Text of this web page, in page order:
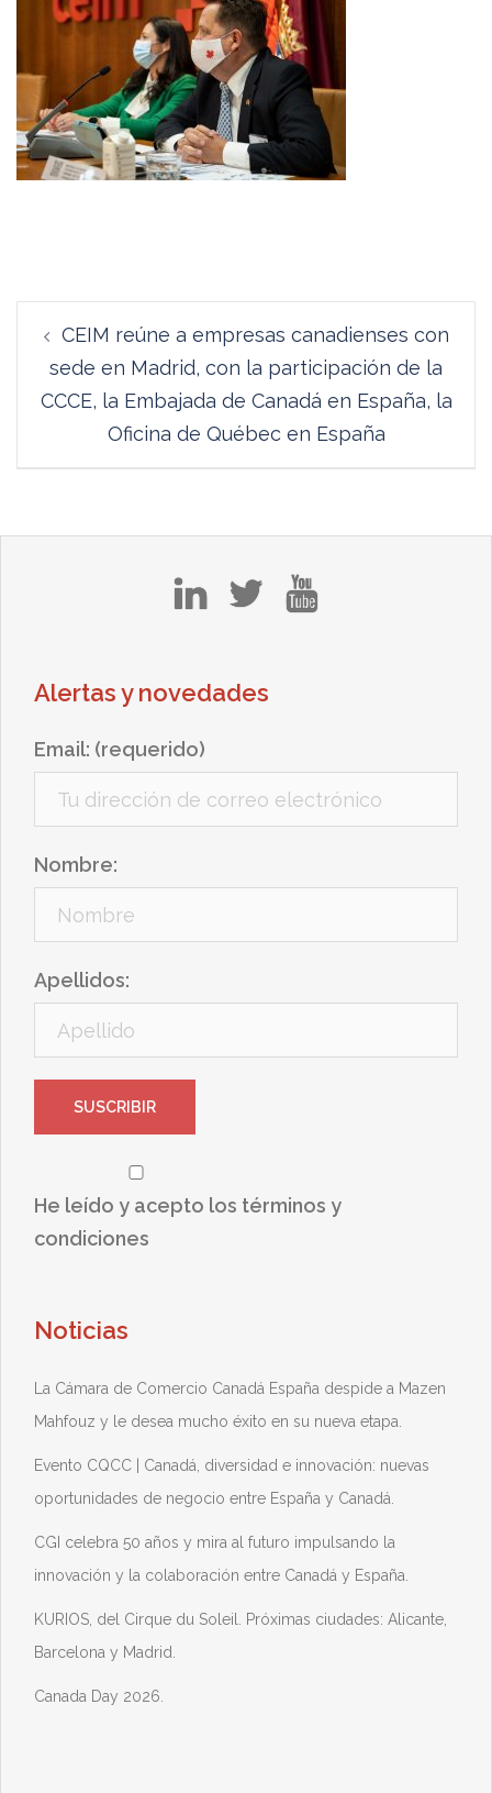
de
entradas
CEIM reúne a empresas canadienses con
sede en Madrid, con la participación de la
CCCE, la Embajada de Canadá en España, la
Oficina de Québec en España
Alertas y novedades
Email: (requerido)
Nombre:
Apellidos:
He leído y acepto los términos y
condiciones
Noticias
La Cámara de Comercio Canadá España despide a Mazen
Mahfouz y le desea mucho éxito en su nueva etapa.
Evento CQCC | Canadá, diversidad e innovación: nuevas
oportunidades de negocio entre España y Canadá.
CGI celebra 50 años y mira al futuro impulsando la
innovación y la colaboración entre Canadá y España.
KURIOS, del Cirque du Soleil. Próximas ciudades: Alicante,
Barcelona y Madrid.
Canada Day 2026.